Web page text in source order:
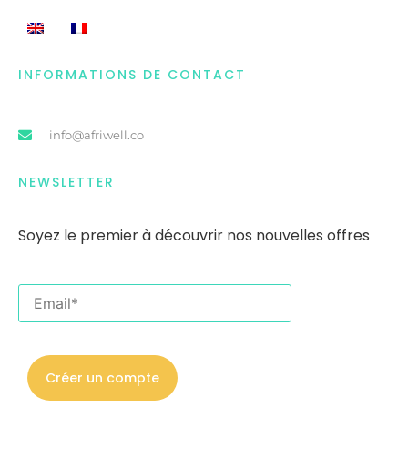
INFORMATIONS DE CONTACT
info@afriwell.co
NEWSLETTER
Soyez le premieràdécouvrir nos nouvelles offres